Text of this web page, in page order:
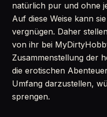
natürlich pur und ohne
Auf diese Weise kann
vergnügen. Daher
von ihr bei
Zusammenstellung der
die erotischen
Umfang darzustellen,
sprengen.